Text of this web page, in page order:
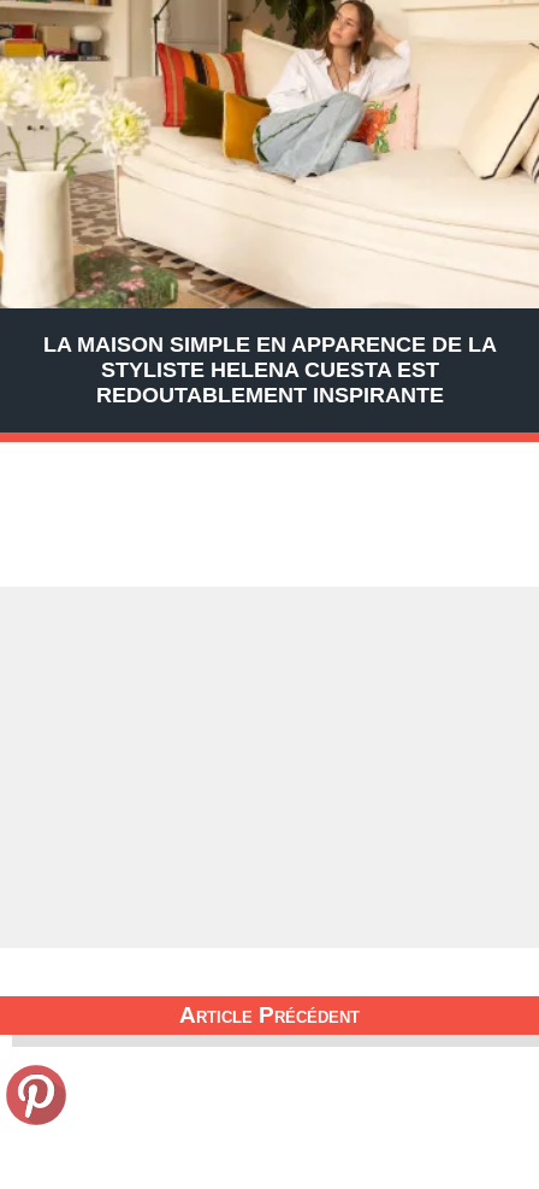
LA MAISON SIMPLE EN APPARENCE DE LA
STYLISTE HELENA CUESTA EST
REDOUTABLEMENT INSPIRANTE
Article Précédent